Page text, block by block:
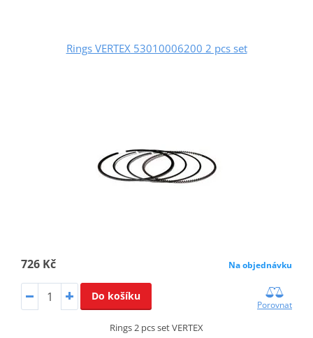
Rings VERTEX 53010006200 2 pcs set
726 Kč Na objednávku
Do košíku
Porovnat
Rings 2 pcs set VERTEX